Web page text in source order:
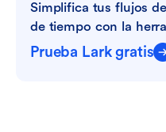
Simplifica tus flujos
de tiempo con la
Prueba Lark gratis